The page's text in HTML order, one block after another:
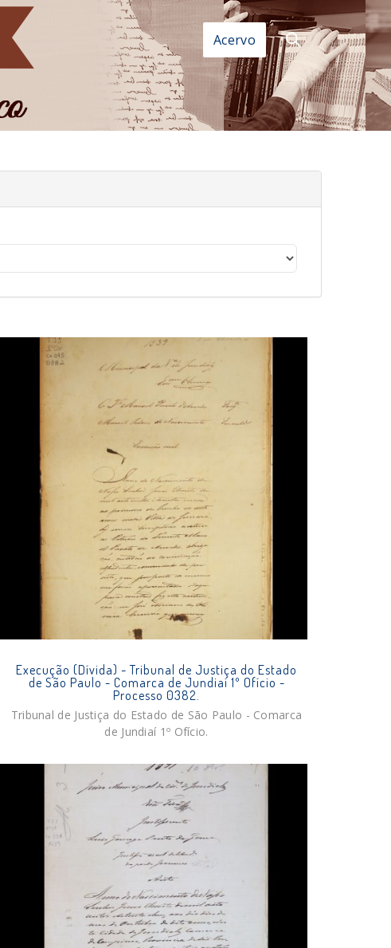
Acervo
Execução (Dívida) - Tribunal de Justiça do Estado
de São Paulo - Comarca de Jundiaí 1º Ofício -
Processo 0382.
Tribunal de Justiça do Estado de São Paulo - Comarca
de Jundiaí 1º Ofício.